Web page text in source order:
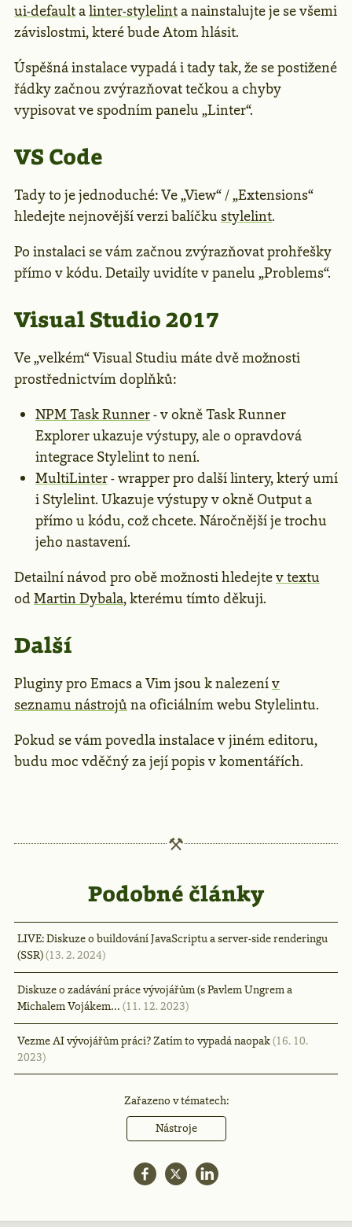
ui-defaultalinter-stylelinta nainstalujte je se všemi
závislostmi, které bude Atom hlásit.
Úspěšná instalace vypadá i tady tak, že se postižené
řádky začnou zvýrazňovat tečkou a chyby
vypisovat ve spodním panelu „Linter“.
VS Code
Tady to je jednoduché: Ve „View“ / „Extensions“
hledejte nejnovější verzi balíčku stylelint.
Po instalaci se vám začnou zvýrazňovat prohřešky
přímo v kódu. Detaily uvidíte v panelu „Problems“.
Visual Studio 2017
Ve „velkém“ Visual Studiu máte dvě možnosti
prostřednictvím doplňků:
NPM Task Runner- v okně Task Runner
Explorer ukazuje výstupy, ale o opravdová
integrace Stylelint to není.
MultiLinter- wrapper pro další lintery, který umí
i Stylelint. Ukazuje výstupy v okně Output a
přímo u kódu, což chcete. Náročnější je trochu
jeho nastavení.
Detailní návod pro obě možnosti hledejtev textu
odMartin Dybala, kterému tímto děkuji.
Další
Pluginy pro Emacs a Vim jsou k nalezenív
seznamu nástrojů na oficiálním webu Stylelintu.
Pokud se vám povedla instalace v jiném editoru,
budu moc vděčný za její popis v komentářích.
Podobné články
LIVE: Diskuze o buildování JavaScriptu a server-side renderingu
(SSR)(13. 2. 2024)
Diskuze o zadávání práce vývojářům (s Pavlem Ungrem a
Michalem Vojákem… (11. 12. 2023)
Vezme AI vývojářům práci? Zatím to vypadá naopak(16. 10.
2023)
Zařazeno v tématech:
Nástroje